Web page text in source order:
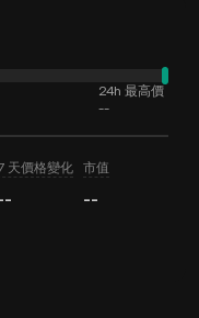
24h 最高價
--
天價格變化 市值
--